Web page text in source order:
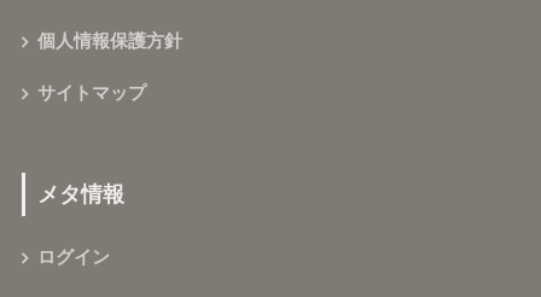
個人情報保護方針
サイトマップ
メタ情報
ログイン